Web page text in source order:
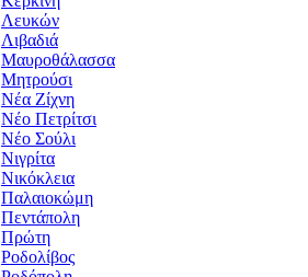
Λευκών
Λιβαδιά
Μαυροθάλασσα
Μητρούσι
Νέα Ζίχνη
Νέο Πετρίτσι
Νέο Σούλι
Νιγρίτα
Νικόκλεια
Παλαιοκώμη
Πεντάπολη
Πρώτη
Ροδολίβος